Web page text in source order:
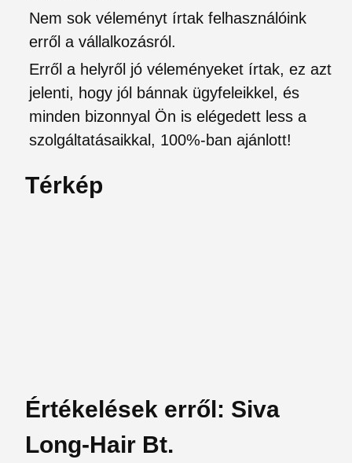
Nem sok véleményt írtak felhasználóink
erről a vállalkozásról.
Erről a helyről jó véleményeket írtak, ez azt
jelenti, hogy jól bánnak ügyfeleikkel, és
minden bizonnyal Ön is elégedett less a
szolgáltatásaikkal, 100%-ban ajánlott!
Térkép
Értékelések erről: Siva
Long-Hair Bt.